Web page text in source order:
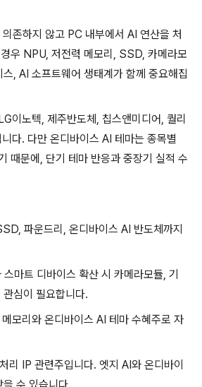
존하지 않고 PC 내부에서 AI 연산을 처
우 NPU, 저전력 메모리, SSD, 카메라모
, AI 소프트웨어 생태계가 함께 중요해집
이노텍, 제주반도체, 칩스앤미디어, 퀄리
다. 다만 온디바이스 AI 테마는 종목별
때문에, 단기 테마 반응과 중장기 실적 수
파운드리, 온디바이스 AI 반도체까지
마트 디바이스 확산 시 카메라모듈, 기
심이 필요합니다.
모리와 온디바이스 AI 테마 수혜주로 자
리 IP 관련주입니다. 엣지 AI와 온디바이
수 있습니다.